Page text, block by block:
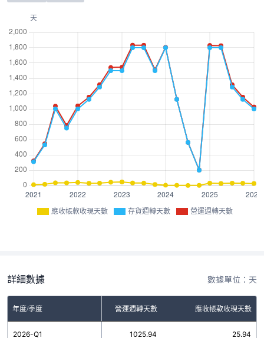
應收帳款收現天數 存貨週轉天數 營運週轉天數
詳細數據 數據單位：天
年度/季度
存貨週轉天數 營運週轉天數 應收帳款收現天數
2026-Q11000.00 1025.94 25.94